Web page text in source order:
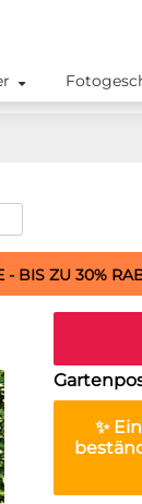
- BIS ZU 30%
✨ Ein